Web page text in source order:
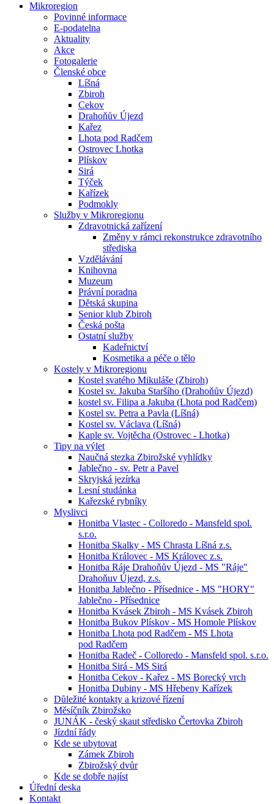
Mikroregion
Povinné informace
E-podatelna
Aktuality
Akce
Fotogalerie
Členské obce
Líšná
Zbiroh
Cekov
Drahoňův Újezd
Kařez
Lhota pod Radčem
Ostrovec Lhotka
Plískov
Sirá
Týček
Kařízek
Podmokly
Služby v Mikroregionu
Zdravotnická zařízení
Změny v rámci rekonstrukce zdravotního
střediska
Vzdělávání
Knihovna
Muzeum
Právní poradna
Dětská skupina
Senior klub Zbiroh
Česká pošta
Ostatní služby
Kadeřnictví
Kosmetika a péče o tělo
Kostely v Mikroregionu
Kostel svatého Mikuláše (Zbiroh)
Kostel sv. Jakuba Staršího (Drahoňův Újezd)
kostel sv. Filipa a Jakuba (Lhota pod Radčem)
Kostel sv. Petra a Pavla (Líšná)
Kostel sv. Václava (Líšná)
Kaple sv. Vojtěcha (Ostrovec - Lhotka)
Tipy na výlet
Naučná stezka Zbirožské vyhlídky
Jablečno - sv. Petr a Pavel
Skryjská jezírka
Lesní studánka
Kařezské rybníky
Myslivci
Honitba Vlastec - Colloredo - Mansfeld spol.
s.r.o.
Honitba Skalky - MS Chrasta Líšná z.s.
Honitba Královec - MS Královec z.s.
Honitba Ráje Drahoňův Újezd - MS "Ráje"
Drahoňuv Újezd, z.s.
Honitba Jablečno - Přísednice - MS "HORY"
Jablečno - Přísednice
Honitba Kvásek Zbiroh - MS Kvásek Zbiroh
Honitba Bukov Plískov - MS Homole Plískov
Honitba Lhota pod Radčem - MS Lhota
pod Radčem
Honitba Radeč - Colloredo - Mansfeld spol. s.r.o.
Honitba Sirá - MS Sirá
Honitba Cekov - Kařez - MS Borecký vrch
Honitba Dubiny - MS Hřebeny Kařízek
Důležité kontakty a krizové řízení
Měsíčník Zbirožsko
JUNÁK - český skaut středisko Čertovka Zbiroh
Jízdní řády
Kde se ubytovat
Zámek Zbiroh
Zbirožský dvůr
Kde se dobře najíst
Úřední deska
Kontakt